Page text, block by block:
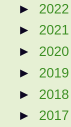
► 2022
► 2021
► 2020
► 2019
► 2018
► 2017